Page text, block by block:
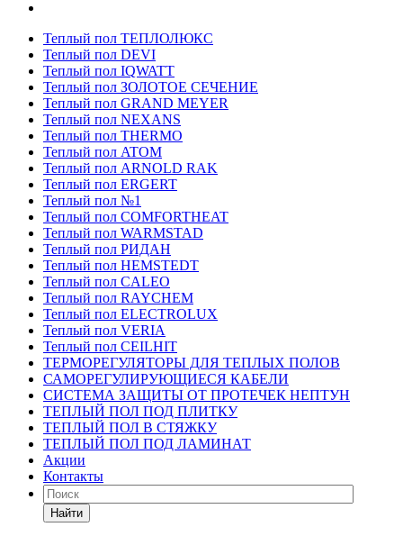
Теплый пол ТЕПЛОЛЮКС
Теплый пол DEVI
Теплый пол IQWATT
Теплый пол ЗОЛОТОЕ СЕЧЕНИЕ
Теплый пол GRAND MEYER
Теплый пол NEXANS
Теплый пол THERMO
Теплый пол ATOM
Теплый пол ARNOLD RAK
Теплый пол ERGERT
Теплый пол №1
Теплый пол COMFORTHEAT
Теплый пол WARMSTAD
Теплый пол РИДАН
Теплый пол HEMSTEDT
Теплый пол CALEO
Теплый пол RAYCHEM
Теплый пол ELECTROLUX
Теплый пол VERIA
Теплый пол CEILHIT
ТЕРМОРЕГУЛЯТОРЫ ДЛЯ ТЕПЛЫХ ПОЛОВ
САМОРЕГУЛИРУЮЩИЕСЯ КАБЕЛИ
СИСТЕМА ЗАЩИТЫ ОТ ПРОТЕЧЕК НЕПТУН
ТЕПЛЫЙ ПОЛ ПОД ПЛИТКУ
ТЕПЛЫЙ ПОЛ В СТЯЖКУ
ТЕПЛЫЙ ПОЛ ПОД ЛАМИНАТ
Акции
Контакты
Найти